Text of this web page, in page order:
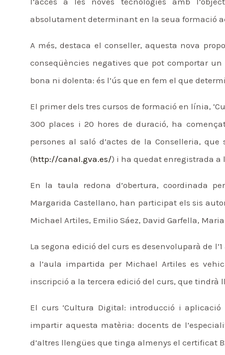
absolutament determinant en la seua formació
A més, destaca el conseller, aquesta nova
conseqüències negatives que pot comportar
bona ni dolenta: és l’ús que en fem el que
El primer dels tres cursos de formació en línia,
300 places i 20 hores de duració, ha
persones al saló d’actes de la Conselleria,
(http://canal.gva.es/) i ha quedat enregistrada a
En la taula redona d’obertura, coordinada
Margarida Castellano, han participat els sis
Michael Artiles, Emilio Sáez, David Garfella,
La segona edició del curs es desenvoluparà de
a l’aula impartida per Michael Artiles es
inscripció a la tercera edició del curs, que tindrà
El curs ‘Cultura Digital: introducció i
impartir aquesta matèria: docents de
d’altres llengües que tinga almenys el certificat